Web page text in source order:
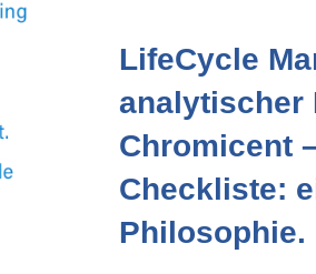
LifeCycle
analytischer
Chromicent
Checkliste:
Philosophie.